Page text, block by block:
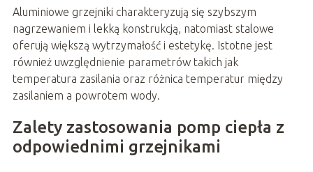
Aluminiowe grzejniki charakteryzują się szybszym
nagrzewaniem i lekką konstrukcją, natomiast stalowe
oferują większą wytrzymałość i estetykę. Istotne jest
również uwzględnienie parametrów takich jak
temperatura zasilania oraz różnica temperatur między
zasilaniem a powrotem wody.
Zalety zastosowania pomp ciepła z
odpowiednimi grzejnikami